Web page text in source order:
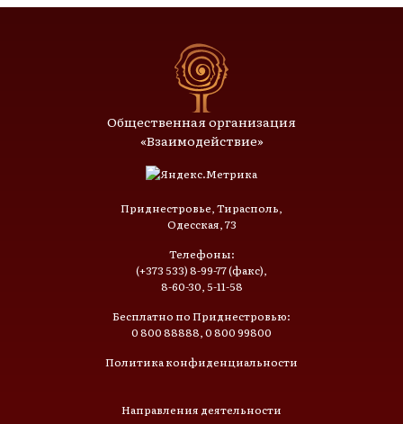
Общественная организация
«Взаимодействие»
Приднестровье, Тирасполь,
Одесская, 73
Телефоны:
(+373 533) 8-99-77 (факс),
8-60-30, 5-11-58
Бесплатно по Приднестровью:
0 800 88888, 0 800 99800
Политика конфиденциальности
Направления деятельности